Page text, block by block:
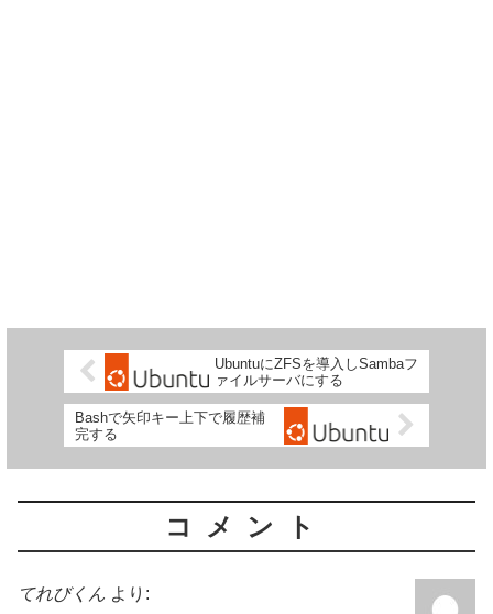
UbuntuにZFSを導入しSambaフ
ァイルサーバにする
Bashで矢印キー上下で履歴補
完する
コメント
てれびくん より: